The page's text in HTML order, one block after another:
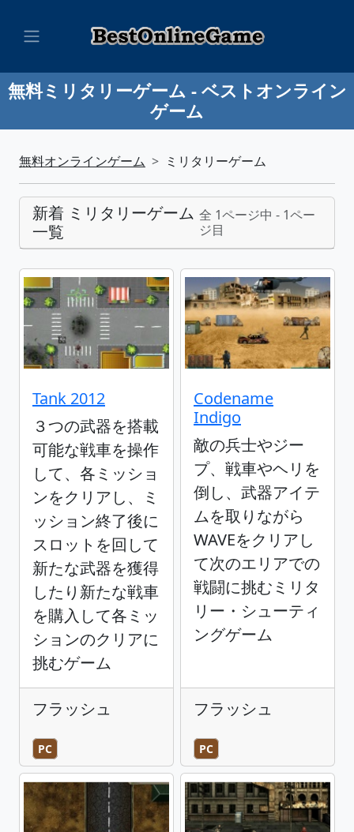
無料ミリタリーゲーム - ベストオンライン
ゲーム
無料オンラインゲーム ミリタリーゲーム
新着 ミリタリーゲーム
一覧
全 1ページ中 - 1ペー
ジ目
Tank 2012
３つの武器を搭載
可能な戦車を操作
して、各ミッショ
ンをクリアし、ミ
ッション終了後に
スロットを回して
新たな武器を獲得
したり新たな戦車
を購入して各ミッ
ションのクリアに
挑むゲーム
フラッシュ
PC
Codename
Indigo
敵の兵士やジー
プ、戦車やヘリを
倒し、武器アイテ
ムを取りながら
WAVEをクリアし
て次のエリアでの
戦闘に挑むミリタ
リー・シューティ
ングゲーム
フラッシュ
PC